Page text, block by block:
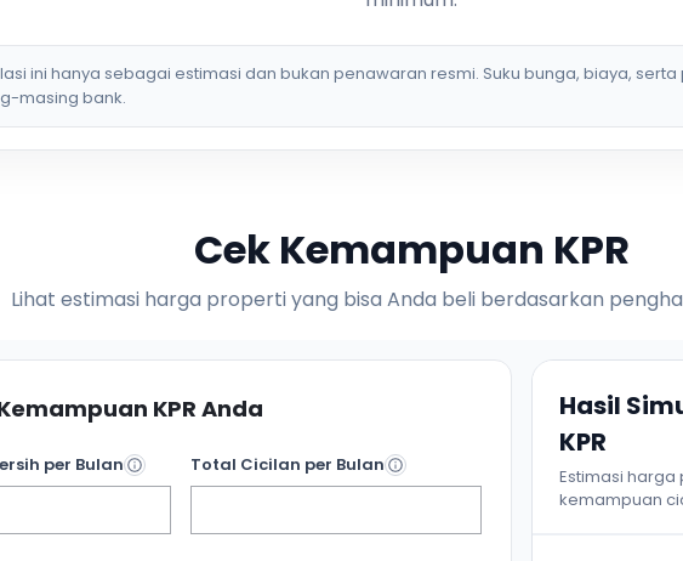
ini hanya sebagai estimasi dan bukan penawaran resmi. Suku bunga, biaya,
masing bank.
Cek Kemampuan KPR
Lihat estimasi harga properti yang bisa Anda beli berdasarkan
KPR Anda
per Bulan Total Cicilan per Bulan
Hasil
KPR
Estimasi
kemampuan